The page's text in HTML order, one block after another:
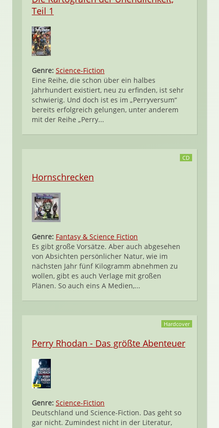
Teil 1
Genre: Science-Fiction
Eine Reihe, die schon über ein halbes
Jahrhundert existiert, neu zu erfinden, ist sehr
schwierig. Und doch ist es im „Perryversum“
bereits erfolgreich gelungen, unter anderem
mit der Reihe „Perry...
CD
Hornschrecken
Genre: Fantasy & Science Fiction
Es gibt große Vorsätze. Aber auch abgesehen
von Absichten persönlicher Natur, wie im
nächsten Jahr fünf Kilogramm abnehmen zu
wollen, gibt es auch Verlage mit großen
Plänen. So auch eins A Medien,...
Hardcover
Perry Rhodan - Das größte Abenteuer
Genre: Science-Fiction
Deutschland und Science-Fiction. Das geht so
gar nicht. Zumindest nicht in der Literatur,